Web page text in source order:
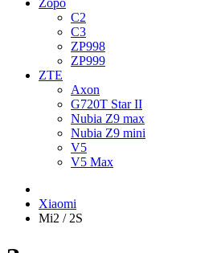
Zopo
C2
C3
ZP998
ZP999
ZTE
Axon
G720T Star II
Nubia Z9 max
Nubia Z9 mini
V5
V5 Max
Xiaomi
Mi2 / 2S